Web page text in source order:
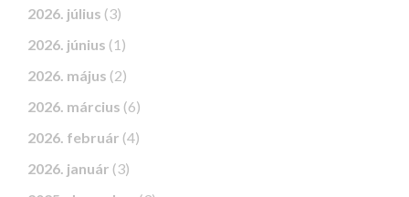
2026. július (3)
2026. június (1)
2026. május (2)
2026. március (6)
2026. február (4)
2026. január (3)